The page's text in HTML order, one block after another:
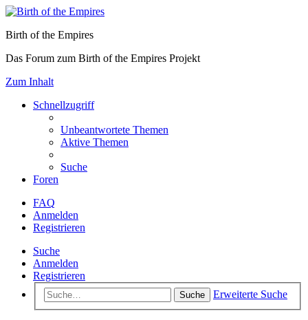
Birth of the Empires
Das Forum zum Birth of the Empires Projekt
Zum Inhalt
Schnellzugriff
Unbeantwortete Themen
Aktive Themen
Suche
Foren
FAQ
Anmelden
Registrieren
Suche
Anmelden
Registrieren
Suche Erweiterte Suche